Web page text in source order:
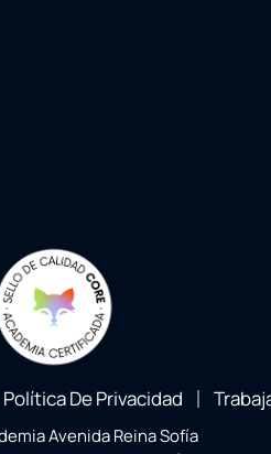
Política De Privacidad
Avenida Reina Sofía